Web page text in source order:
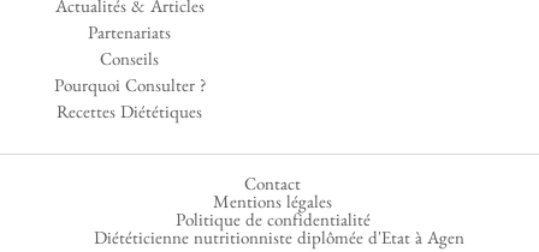
Actualités & Articles
Partenariats
Conseils
Pourquoi Consulter ?
Recettes Diététiques
Contact
Mentions légales
Politique de confidentialité
Diététicienne nutritionniste diplômée d'Etat à Agen